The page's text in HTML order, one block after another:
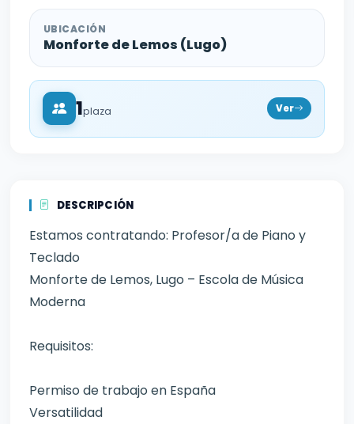
UBICACIÓN
Monforte de Lemos (Lugo)
1plaza Ver
DESCRIPCIÓN
Estamos contratando: Profesor/a de Piano y
Teclado
Monforte de Lemos, Lugo – Escola de Música
Moderna
Requisitos:
Permiso de trabajo en España
Versatilidad